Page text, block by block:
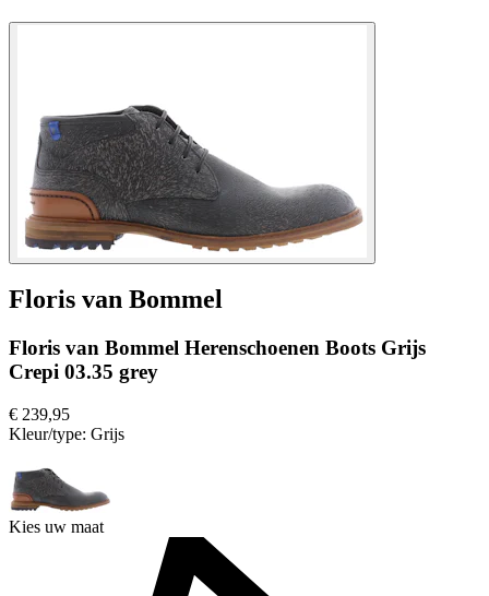
Floris van Bommel
Floris van Bommel Herenschoenen Boots Grijs
Crepi 03.35 grey
€ 239,95
Kleur/type: Grijs
Kies uw maat